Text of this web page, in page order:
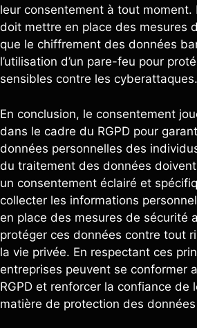
leur consentement à tout moment.
doit mettre en place des mesures
que le chiffrement des données
l’utilisation d’un pare-feu pour
sensibles contre les cyberattaques.
En conclusion, le consentement
dans le cadre du RGPD pour
données personnelles des
du traitement des données doivent
un consentement éclairé et
collecter les informations
en place des mesures de sécurité
protéger ces données contre tout
la vie privée. En respectant ces
entreprises peuvent se conformer
RGPD et renforcer la confiance de
matière de protection des